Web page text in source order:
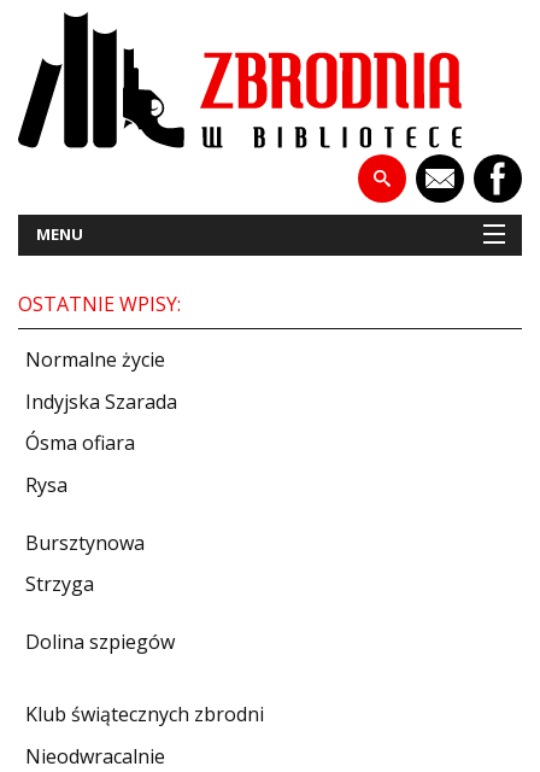
MENU
PATRONATY
WYWIADY
RECENZJE
DO CZYTANIA
KONTAKT
OSTATNIE WPISY:
Normalne życie
Indyjska Szarada
Ósma ofiara
Rysa
Bursztynowa
Strzyga
Dolina szpiegów
Klub świątecznych zbrodni
Nieodwracalnie